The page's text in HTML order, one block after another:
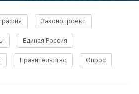
Законопроект
Единая Россия
Правительство Опрос